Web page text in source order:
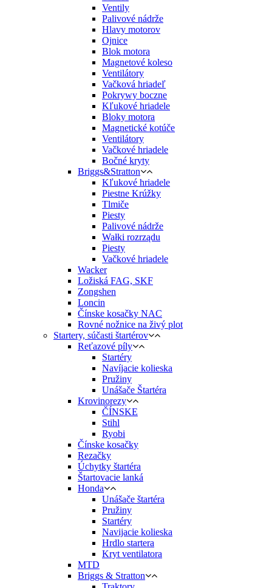
Ventily
Palivové nádrže
Hlavy motorov
Ojnice
Blok motora
Magnetové koleso
Ventilátory
Vačková hriadeľ
Pokrywy boczne
Kľukové hriadele
Bloky motora
Magnetické kotúče
Ventilátory
Vačkové hriadele
Bočné kryty
Briggs&Stratton
Kľukové hriadele
Piestne Krúžky
Tlmiče
Piesty
Palivové nádrže
Wałki rozrządu
Piesty
Vačkové hriadele
Wacker
Ložiská FAG, SKF
Zongshen
Loncin
Čínske kosačky NAC
Rovné nožnice na živý plot
Startery, súčasti štartérov
Reťazové píly
Startéry
Navíjacie kolieska
Pružiny
Unášače Štartéra
Krovinorezy
ČÍNSKE
Stihl
Ryobi
Čínske kosačky
Rezačky
Úchytky štartéra
Štartovacie lanká
Honda
Unášače štartéra
Pružiny
Startéry
Navijacie kolieska
Hrdlo startera
Kryt ventilatora
MTD
Briggs & Stratton